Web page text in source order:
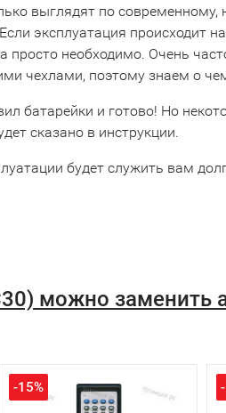
выглядят по
эксплуатация происходит
необходимо. Очень
чехлами, поэтому знаем о
батарейки и готово! Но
сказано в инструкции.
будет служить вам
можно заменить
-15%